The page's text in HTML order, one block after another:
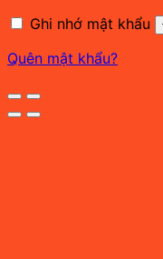
Ghi nhớ mật khẩu
Quên mật khẩu?